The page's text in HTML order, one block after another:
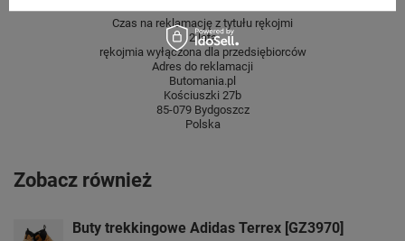
Czas na reklamację z tytułu rękojmi
2 lata
rękojmia wyłączona dla przedsiębiorców
Adres do reklamacji
Butomania.pl
Kościuszki 27b
85-079 Bydgoszcz
Polska
Zobacz również
Buty trekkingowe Adidas Terrex [GZ3970]